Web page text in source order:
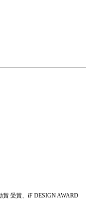
受賞、iF DESIGN AWARD